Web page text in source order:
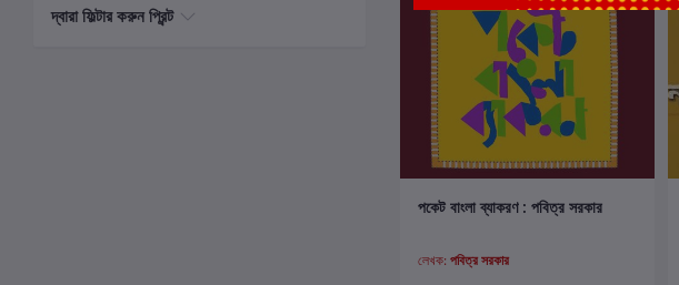
দ্বারা ফিল্টার করুন প্রিন্ট
কার্টে যোগ করুন
পকেট বাংলা ব্যাকরণ : পবিত্র সরকার
লেখক: পবিত্র সরকার